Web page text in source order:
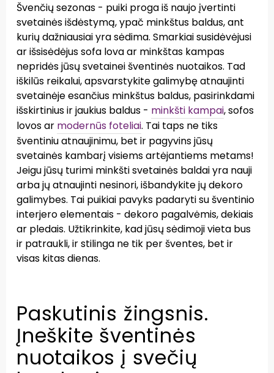
Švenčių sezonas - puiki proga iš naujo įvertinti
svetainės išdėstymą, ypač minkštus baldus, ant
kurių dažniausiai yra sėdima. Smarkiai susidėvėjusi
ar išsisėdėjus sofa lova ar minkštas kampas
nepridės jūsų svetainei šventinės nuotaikos. Tad
iškilūs reikalui, apsvarstykite galimybę atnaujinti
svetainėje esančius minkštus baldus, pasirinkdami
išskirtinius ir jaukius baldus - minkšti kampai, sofos
lovos ar modernūs foteliai. Tai taps ne tiks
šventiniu atnaujinimu, bet ir pagyvins jūsų
svetainės kambarį visiems artėjantiems metams!
Jeigu jūsų turimi minkšti svetainės baldai yra nauji
arba jų atnaujinti nesinori, išbandykite jų dekoro
galimybes. Tai puikiai pavyks padaryti su šventinio
interjero elementais - dekoro pagalvėmis, dekiais
ar pledais. Užtikrinkite, kad jūsų sėdimoji vieta bus
ir patraukli, ir stilinga ne tik per šventes, bet ir
visas kitas dienas.
Paskutinis žingsnis.
Įneškite šventinės
nuotaikos į svečių